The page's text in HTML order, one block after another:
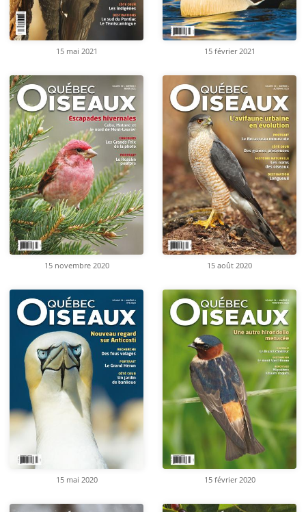
15 mai 2021 15 février 2021
15 novembre 2020 15 août 2020
15 mai 2020 15 février 2020